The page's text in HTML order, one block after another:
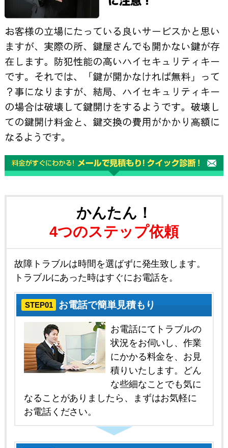
かんたん！
4つのステップ依頼
故障トラブルは時間を選ばずに発生致します。
トラブルにあった時はすぐにお電話を。
STEP01 お電話で簡単見積もり
お電話にてトラブルの
状況をお伺いし、作業
にかかる料金を、お見
積りいたします。どん
な些細なことでも気に
なることがありましたら、まずはお気軽に
お電話ください。